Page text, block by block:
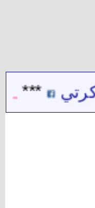
شيخ